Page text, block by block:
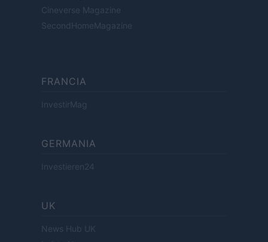
Cineverse Magazine
SecondHomeMagazine
FRANCIA
InvestirMag
GERMANIA
Investieren24
UK
News Hub UK